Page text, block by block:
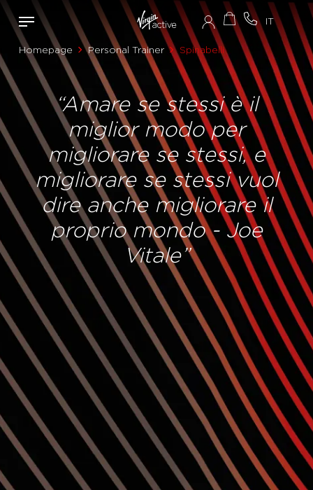
Homepage Personal Trainer Spinabelli
“Amare se stessi è il
miglior modo per
migliorare se stessi, e
migliorare se stessi vuol
dire anche migliorare il
proprio mondo - Joe
Vitale”